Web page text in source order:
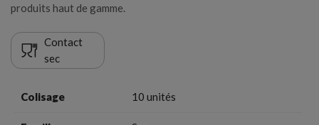
produits haut de gamme.
Contact
sec
Colisage 10 unités